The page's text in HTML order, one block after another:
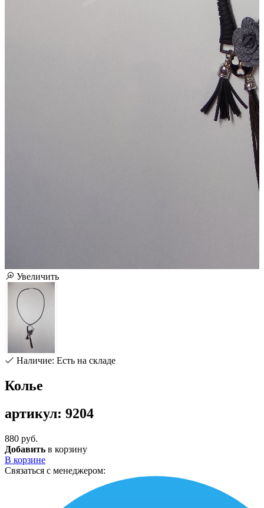
Увеличить
Наличие: Есть на складе
Колье
артикул: 9204
880 руб.
Добавить в корзину
В корзине
Связаться с менеджером: